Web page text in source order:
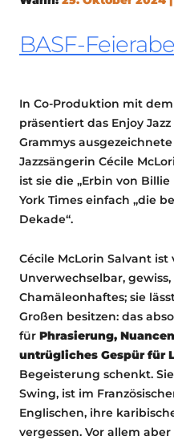
BASF-
In Co-Produktion mit
präsentiert das Enjoy
Grammys
Jazzsängerin Cécile
ist sie die „Erbin von
York Times einfach „die
Dekade“.
Cécile McLorin Salvant ist
Unverwechselbar,
Chamäleonhaftes; sie
Großen besitzen: das
für Phrasierung,
untrügliches Gespür für
Begeisterung schenkt.
Swing, ist im
Englischen, ihre
vergessen. Vor allem